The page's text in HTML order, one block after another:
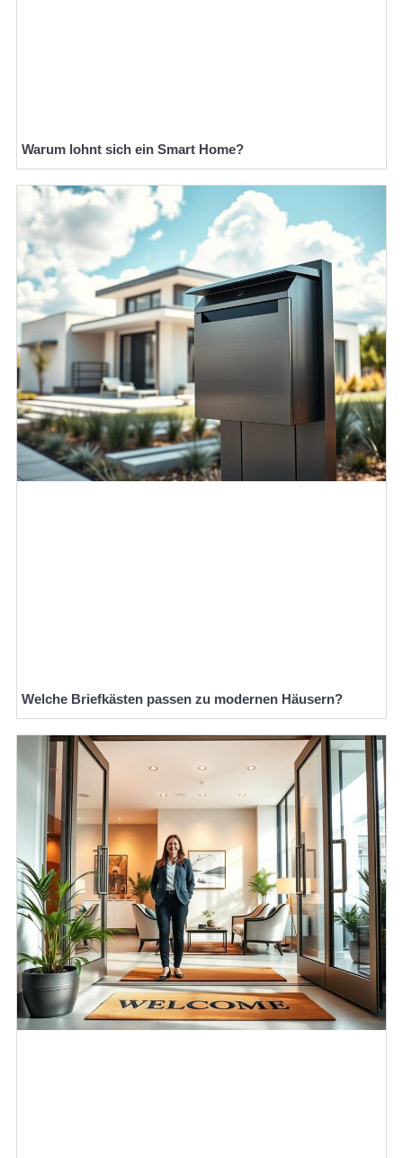
Warum lohnt sich ein Smart Home?
Welche Briefkästen passen zu modernen Häusern?